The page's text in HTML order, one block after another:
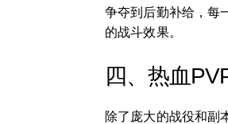
争夺到后勤补给，每
的战斗效果。
四、热血
除了庞大的战役和副